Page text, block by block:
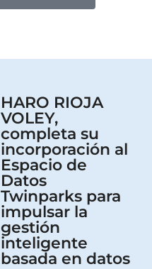
HARO RIOJA
VOLEY,
completa su
incorporación al
Espacio de
Datos
Twinparks para
impulsar la
gestión
inteligente
basada en datos